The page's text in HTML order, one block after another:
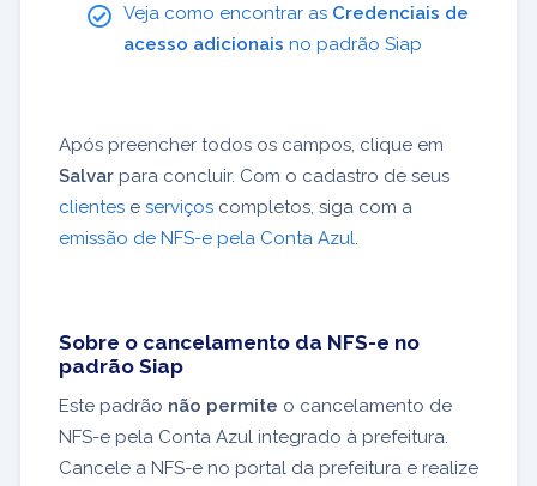
Veja como encontrar as Credenciais de
acesso adicionais no padrão Siap
Após preencher todos os campos, clique em
Salvar para concluir. Com o cadastro de seus
clientes e serviços completos, siga com a
emissão de NFS-e pela Conta Azul
Sobre o cancelamento da NFS-e no
padrão Siap
Este padrão não permite o cancelamento de
NFS-e pela Conta Azul integrado à prefeitura.
Cancele a NFS-e no portal da prefeitura e realize